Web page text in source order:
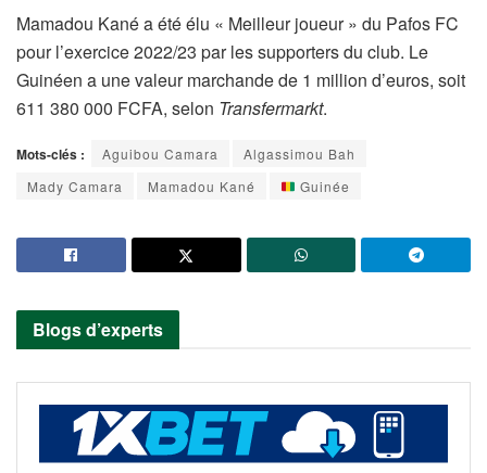
Mamadou Kané a été élu « Meilleur joueur » du Pafos FC
pour l’exercice 2022/23 par les supporters du club. Le
Guinéen a une valeur marchande de 1 million d’euros, soit
611 380 000 FCFA, selon Transfermarkt.
Mots-clés : Aguibou Camara
Algassimou Bah
Mady Camara
Mamadou Kané Guinée
Blogs d’experts